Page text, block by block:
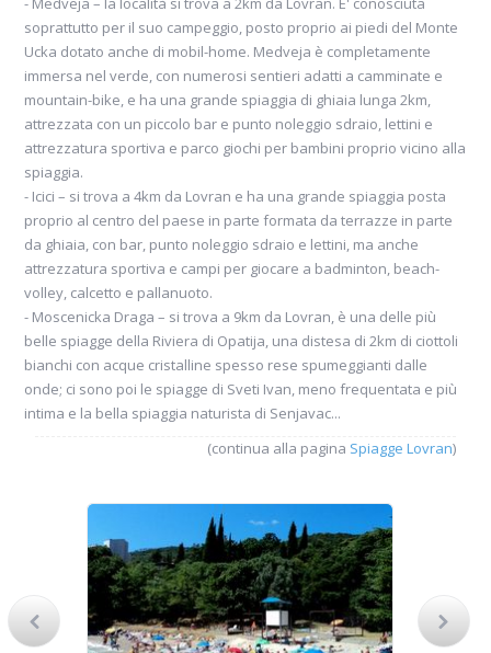
soprattutto per il suo campeggio, posto proprio ai piedi del Monte
Ucka dotato anche di mobil-home. Medveja è completamente
immersa nel verde, con numerosi sentieri adatti a camminate e
mountain-bike, e ha una grande spiaggia di ghiaia lunga 2km,
attrezzata con un piccolo bar e punto noleggio sdraio, lettini e
attrezzatura sportiva e parco giochi per bambini proprio vicino alla
spiaggia.
- Icici – si trova a 4km da Lovran e ha una grande spiaggia posta
proprio al centro del paese in parte formata da terrazze in parte
da ghiaia, con bar, punto noleggio sdraio e lettini, ma anche
attrezzatura sportiva e campi per giocare a badminton, beach-
volley, calcetto e pallanuoto.
- Moscenicka Draga – si trova a 9km da Lovran, è una delle più
belle spiagge della Riviera di Opatija, una distesa di 2km di ciottoli
bianchi con acque cristalline spesso rese spumeggianti dalle
onde; ci sono poi le spiagge di Sveti Ivan, meno frequentata e più
intima e la bella spiaggia naturista di Senjavac...
(continua alla pagina Spiagge Lovran)